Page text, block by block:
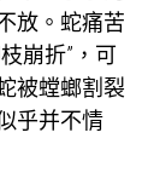
放。蛇痛苦
崩折”，可
被螳螂割裂
乎并不情